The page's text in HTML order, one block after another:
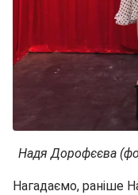
Надя Дорофєєва
Нагадаємо, раніше